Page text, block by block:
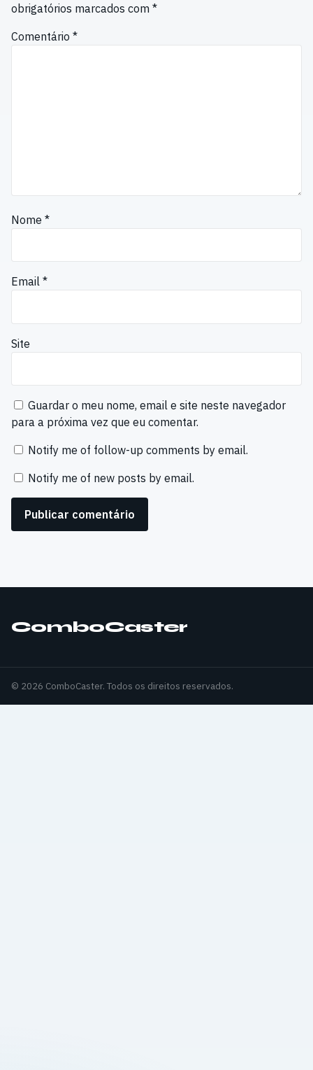
obrigatórios marcados com *
Comentário *
Nome *
Email *
Site
Guardar o meu nome, email e site neste navegador
para a próxima vez que eu comentar.
Notify me of follow-up comments by email.
Notify me of new posts by email.
ComboCaster
© 2026 ComboCaster. Todos os direitos reservados.